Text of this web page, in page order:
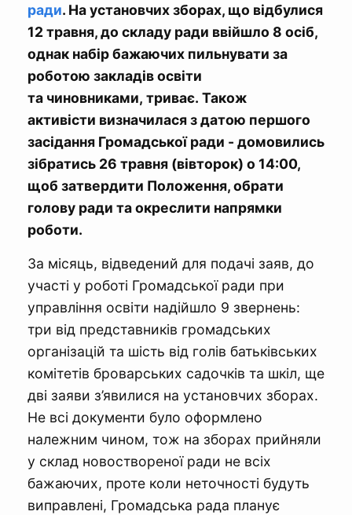
ради. На установчих зборах, що відбулися
12 травня, до складу ради ввійшло 8 осіб,
однак набір бажаючих пильнувати за
роботою закладів освіти
та чиновниками, триває. Також
активісти визначилася з датою першого
засідання Громадської ради - домовились
зібратись 26 травня (вівторок) о 14:00,
щоб затвердити Положення, обрати
голову ради та окреслити напрямки
роботи.
За місяць, відведений для подачі заяв, до
участі у роботі Громадської ради при
управління освіти надійшло 9 звернень:
три від представників громадських
організацій та шість від голів батьківських
комітетів броварських садочків та шкіл, ще
дві заяви з’явилися на установчих зборах.
Не всі документи було оформлено
належним чином, тож на зборах прийняли
у склад новоствореної ради не всіх
бажаючих, проте коли неточності будуть
виправлені, Громадська рада планує